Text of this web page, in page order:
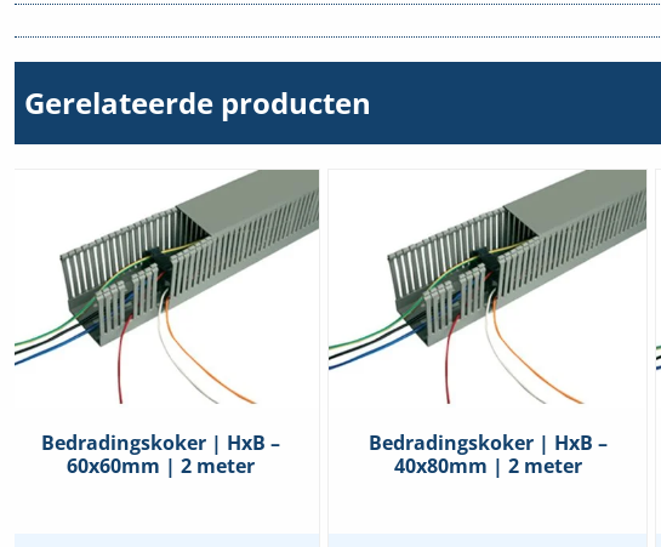
Gerelateerde producten
Bedradingskoker | HxB –
60x60mm | 2 meter
Bedradingskoker | HxB –
40x80mm | 2 meter